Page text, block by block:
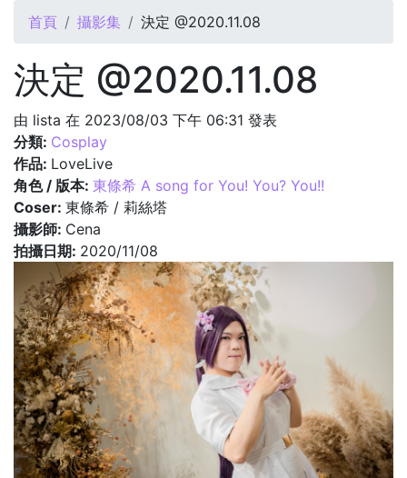
您在這裡
首頁 攝影集 決定 @2020.11.08
決定 @2020.11.08
由 lista 在 2023/08/03 下午 06:31 發表
分類: Cosplay
作品: LoveLive
角色 / 版本: 東條希 A song for You! You? You!!
Coser: 東條希 / 莉絲塔
攝影師: Cena
拍攝日期: 2020/11/08